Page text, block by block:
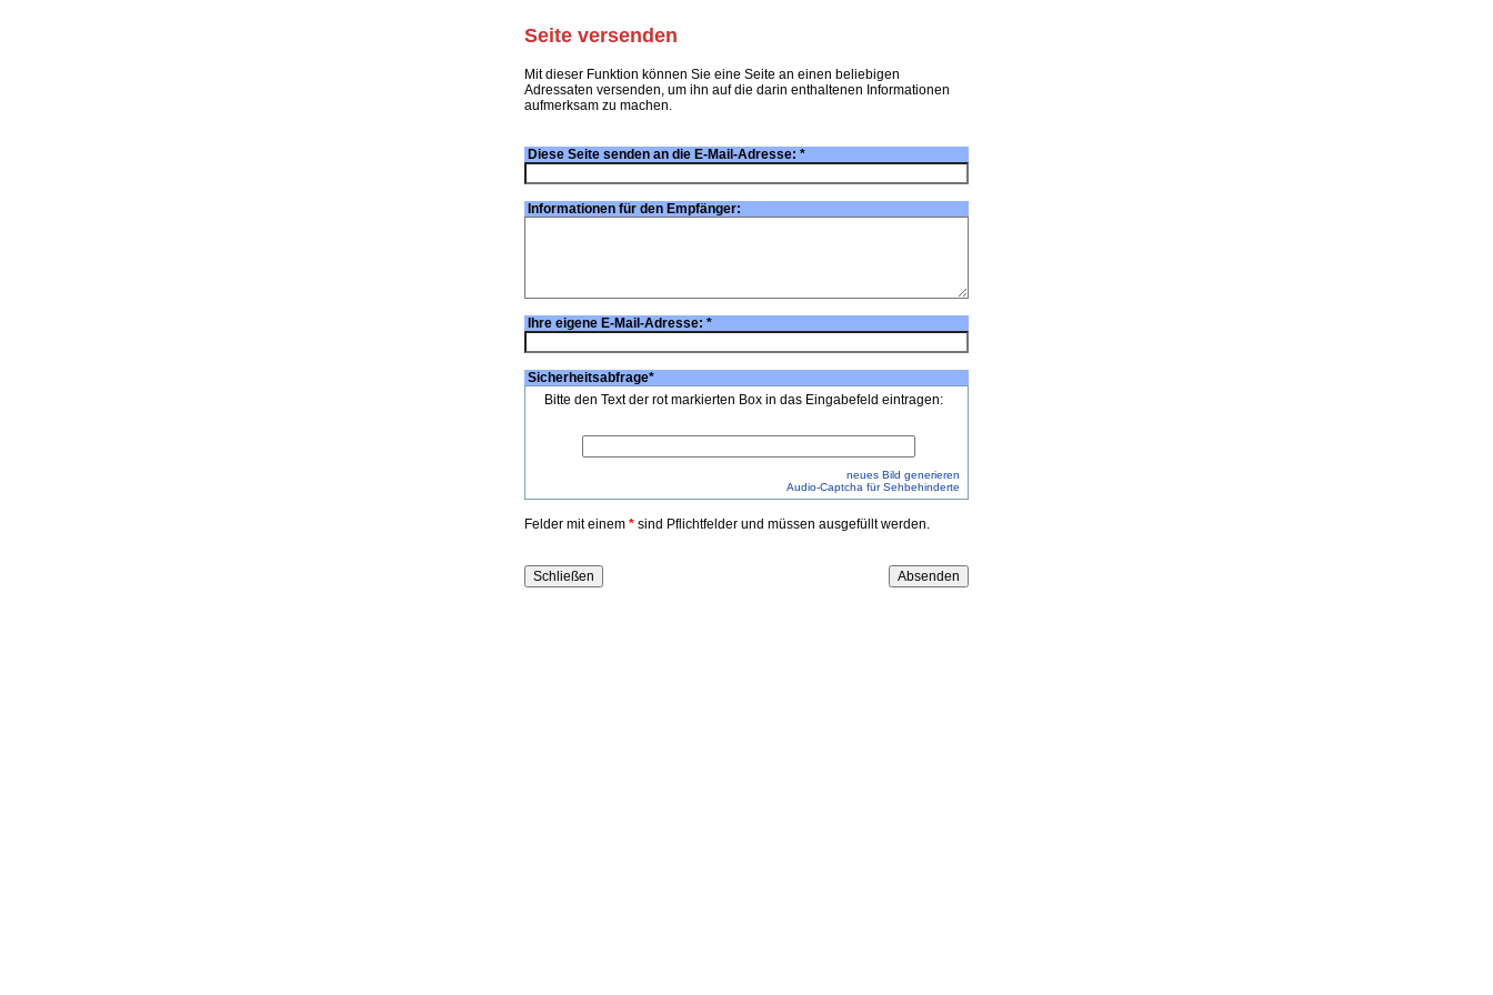
Seite versenden
Mit dieser Funktion können Sie eine Seite an einen beliebigen
Adressaten versenden, um ihn auf die darin enthaltenen Informationen
aufmerksam zu machen.
Diese Seite senden an die E-Mail-Adresse: *
Informationen für den Empfänger:
Ihre eigene E-Mail-Adresse: *
Sicherheitsabfrage*
Bitte den Text der rot markierten Box in das Eingabefeld eintragen:
neues Bild generieren
Audio-Captcha für Sehbehinderte
Felder mit einem * sind Pflichtfelder und müssen ausgefüllt werden.